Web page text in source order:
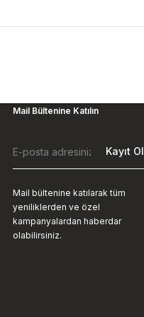
Mail Bültenine Katılın
Kayıt Ol
Mail bültenine katılarak tüm
yeniliklerden ve özel
kampanyalardan haberdar
olabilirsiniz.